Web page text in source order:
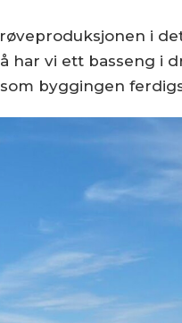
i
har vi ett basseng i
byggingen